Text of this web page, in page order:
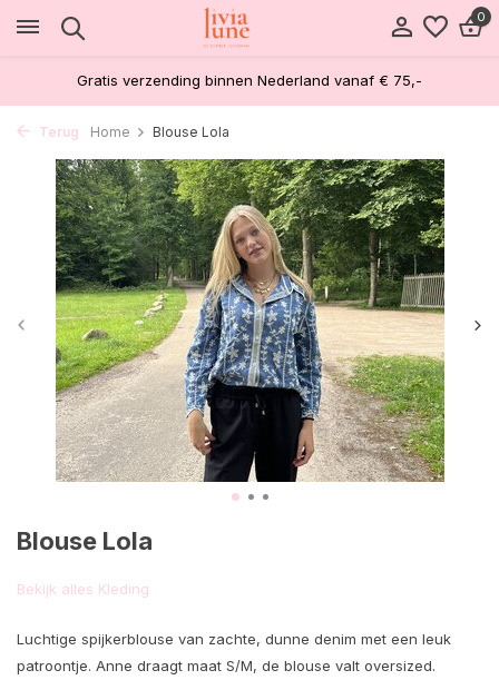
0
Gratis verzending binnen Nederland vanaf € 75,-
Terug Home Blouse Lola
Blouse Lola
Bekijk alles Kleding
Luchtige spijkerblouse van zachte, dunne denim met een leuk
patroontje. Anne draagt maat S/M, de blouse valt oversized.